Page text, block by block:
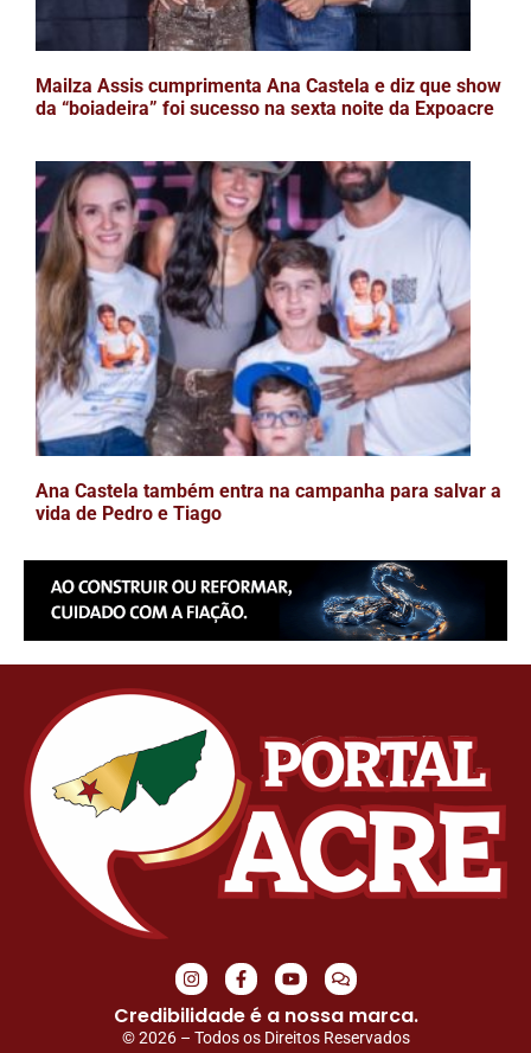
Mailza Assis cumprimenta Ana Castela e diz que show
da “boiadeira” foi sucesso na sexta noite da Expoacre
Ana Castela também entra na campanha para salvar a
vida de Pedro e Tiago
Credibilidade é a nossa marca.
© 2026 – Todos os Direitos Reservados